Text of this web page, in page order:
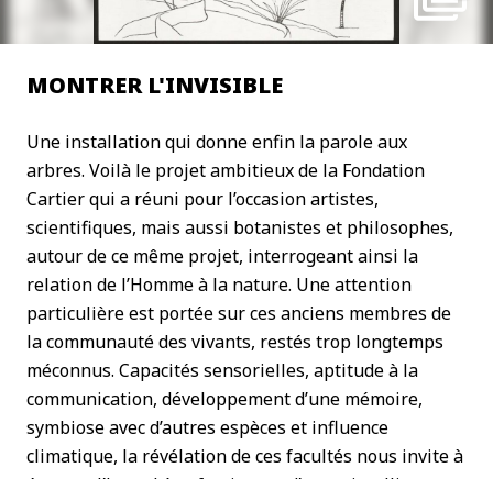
MONTRER L'INVISIBLE
Une installation qui donne enfin la parole aux
arbres. Voilà le projet ambitieux de la Fondation
Cartier qui a réuni pour l’occasion artistes,
scientifiques, mais aussi botanistes et philosophes,
autour de ce même projet, interrogeant ainsi la
relation de l’Homme à la nature. Une attention
particulière est portée sur ces anciens membres de
la communauté des vivants, restés trop longtemps
méconnus. Capacités sensorielles, aptitude à la
communication, développement d’une mémoire,
symbiose avec d’autres espèces et influence
climatique, la révélation de ces facultés nous invite à